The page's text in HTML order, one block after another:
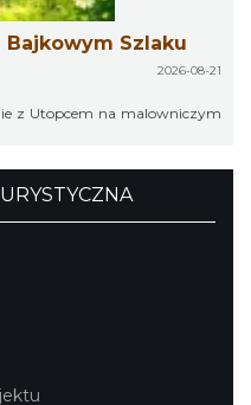
Szlaku
2026-08-21
z Utopcem na malowniczym